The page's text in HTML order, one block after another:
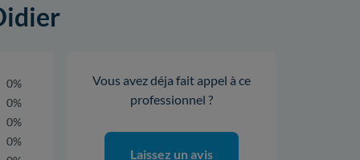
0%
0%
0%
0%
Vous avez déja fait appel à ce
professionnel ?
Laissez un avis